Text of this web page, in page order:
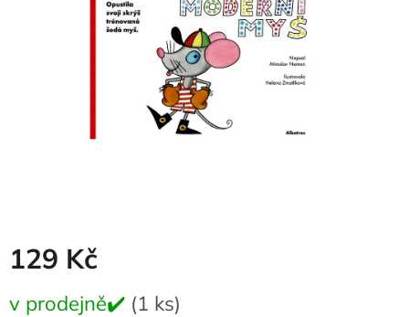
hvězdiček.
129 Kč
cena:
v prodejně✔️ (1 ks)